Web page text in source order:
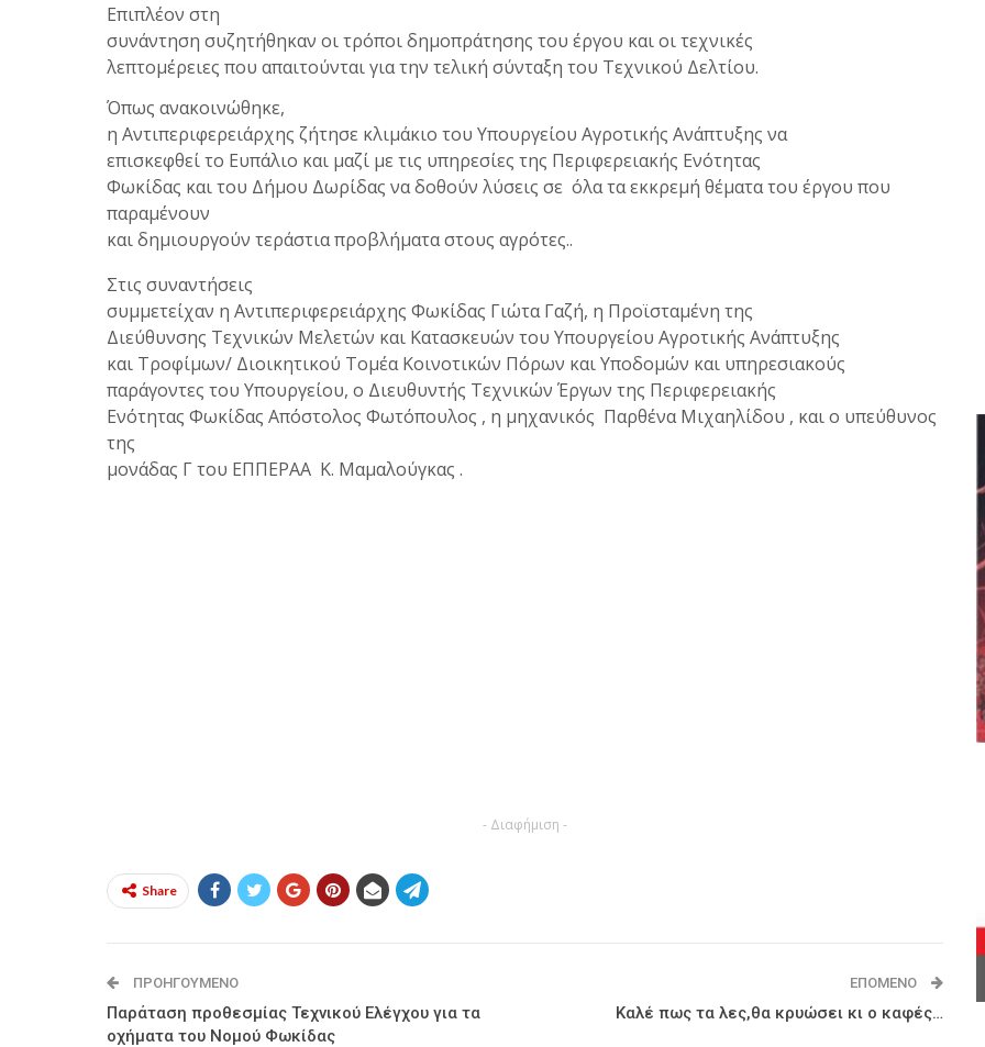
Επιπλέον στη
συνάντηση συζητήθηκαν οι τρόποι δημοπράτησης του έργου και οι τεχνικές
λεπτομέρειες που απαιτούνται για την τελική σύνταξη του Τεχνικού Δελτίου.
Όπως ανακοινώθηκε,
η Αντιπεριφερειάρχης ζήτησε κλιμάκιο του Υπουργείου Αγροτικής Ανάπτυξης να
επισκεφθεί το Ευπάλιο και μαζί με τις υπηρεσίες της Περιφερειακής Ενότητας
Φωκίδας και του Δήμου Δωρίδας να δοθούν λύσεις σε όλα τα εκκρεμή θέματα του έργου που
παραμένουν
και δημιουργούν τεράστια προβλήματα στους αγρότες..
Στις συναντήσεις
συμμετείχαν η Αντιπεριφερειάρχης Φωκίδας Γιώτα Γαζή, η Προϊσταμένη της
Διεύθυνσης Τεχνικών Μελετών και Κατασκευών του Υπουργείου Αγροτικής Ανάπτυξης
και Τροφίμων/ Διοικητικού Τομέα Κοινοτικών Πόρων και Υποδομών και υπηρεσιακούς
παράγοντες του Υπουργείου, ο Διευθυντής Τεχνικών Έργων της Περιφερειακής
Ενότητας Φωκίδας Απόστολος Φωτόπουλος , η μηχανικός Παρθένα Μιχαηλίδου , και ο υπεύθυνος
της
μονάδας Γ του ΕΠΠΕΡΑΑ Κ. Μαμαλούγκας .
- Διαφήμιση -
Share
ΠΡΟΗΓΟΎΜΕΝΟ
Παράταση προθεσμίας Τεχνικού Ελέγχου για τα
οχήματα του Νομού Φωκίδας
ΕΠΌΜΕΝΟ
Καλέ πως τα λες,θα κρυώσει κι ο καφές…